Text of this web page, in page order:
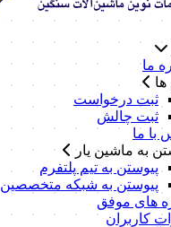
ما
ثبت درخواست
ثبت چالش
با ما
به ماشین یار
پیوستن به تیم پلتفرم
پیوستن به شبکه متخصصین
های موفق
کاربران